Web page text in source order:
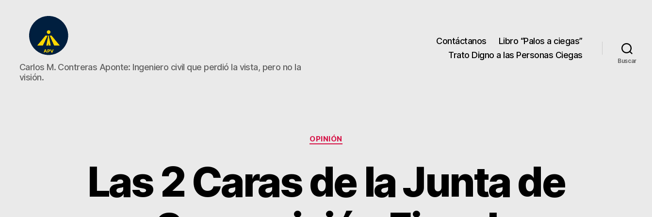
A
Plena
Vista
Carlos M. Contreras Aponte: Ingeniero civil que perdió la vista, pero no la
visión.
Contáctanos
Libro “Palos a ciegas”
Trato Digno a las Personas Ciegas
Buscar
Categorías
OPINIÓN
Las 2 Caras de la Junta de